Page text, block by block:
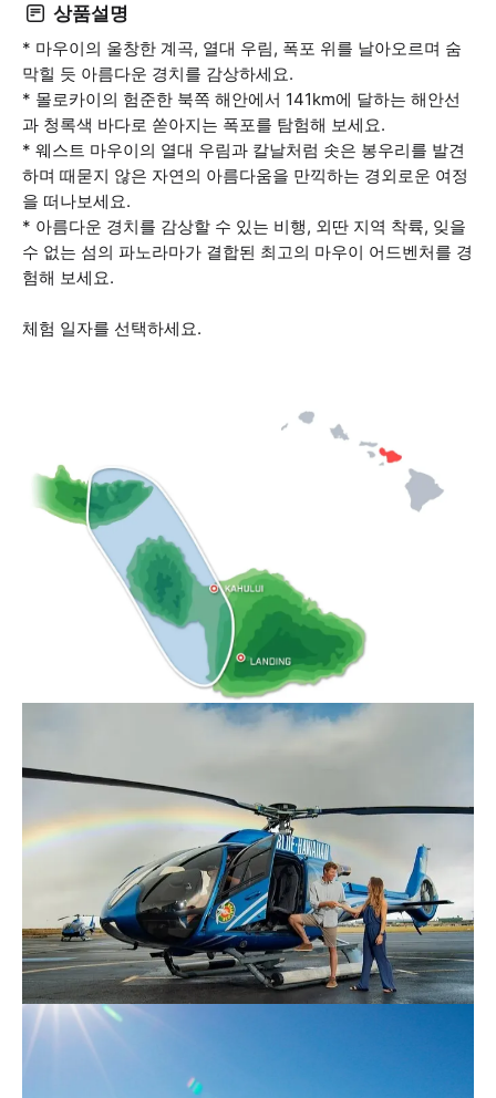
상품설명
* 마우이의 울창한 계곡, 열대 우림, 폭포 위를 날아오르며 숨
막힐 듯 아름다운 경치를 감상하세요.
* 몰로카이의 험준한 북쪽 해안에서 141km에 달하는 해안선
과 청록색 바다로 쏟아지는 폭포를 탐험해 보세요.
* 웨스트 마우이의 열대 우림과 칼날처럼 솟은 봉우리를 발견
하며 때묻지 않은 자연의 아름다움을 만끽하는 경외로운 여정
을 떠나보세요.
* 아름다운 경치를 감상할 수 있는 비행, 외딴 지역 착륙, 잊을
수 없는 섬의 파노라마가 결합된 최고의 마우이 어드벤처를 경
험해 보세요.
체험 일자를 선택하세요.